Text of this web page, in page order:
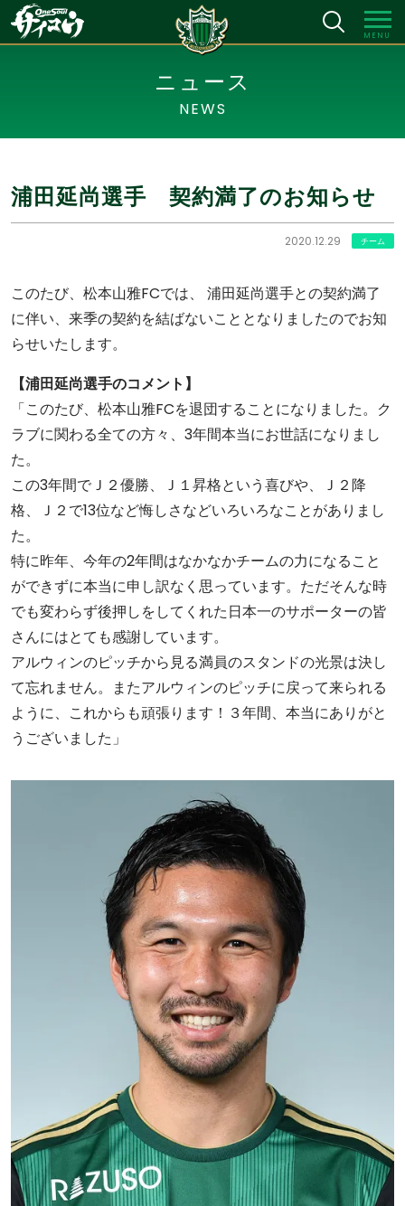
MENU
ニュース
NEWS
浦田延尚選手 契約満了のお知らせ
2020.12.29 チーム
このたび、松本山雅FCでは、 浦田延尚選手との契約満了
に伴い、来季の契約を結ばないこととなりましたのでお知
らせいたします。
【浦田延尚選手のコメント】
「このたび、松本山雅FCを退団することになりました。ク
ラブに関わる全ての方々、3年間本当にお世話になりまし
た。
この3年間でＪ２優勝、Ｊ１昇格という喜びや、Ｊ２降
格、Ｊ２で13位など悔しさなどいろいろなことがありまし
た。
特に昨年、今年の2年間はなかなかチームの力になること
ができずに本当に申し訳なく思っています。ただそんな時
でも変わらず後押しをしてくれた日本一のサポーターの皆
さんにはとても感謝しています。
アルウィンのピッチから見る満員のスタンドの光景は決し
て忘れません。またアルウィンのピッチに戻って来られる
ように、これからも頑張ります！３年間、本当にありがと
うございました」